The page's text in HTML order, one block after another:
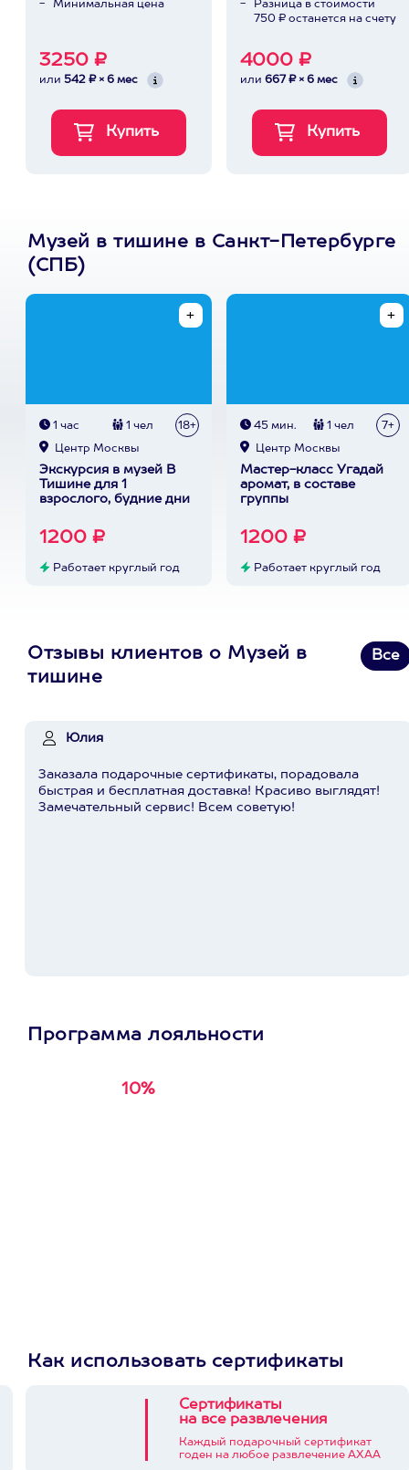
Минимальная цена
3250 ₽
или 542 ₽ × 6 мес
Разница в стоимости
750 ₽ останется на счету
4000 ₽
или 667 ₽ × 6 мес
Музей в тишине в Санкт-Петербурге
(СПБ)
1 час 1 чел 18+
Центр Москвы
Экскурсия в музей В
Тишине для 1
взрослого, будние дни
1200 ₽
Работает круглый год
45 мин. 1 чел 7+
Центр Москвы
Мастер-класс Угадай
аромат, в составе
группы
1200 ₽
Работает круглый год
Отзывы клиентов о Музей в
тишине
Все
Юлия
Заказала подарочные сертификаты, порадовала
быстрая и бесплатная доставка! Красиво выглядят!
Замечательный сервис! Всем советую!
Программа лояльности
10%
Как использовать сертификаты
Сертификаты
на все развлечения
Каждый подарочный сертификат
годен на любое развлечение АХАА